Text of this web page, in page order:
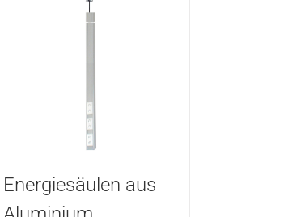
Energiesäulen aus